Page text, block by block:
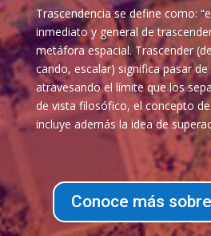
Trascendencia se define como:
inmediato y general de
metáfora espacial. Trascender
cando, escalar) significa pasar
atravesando el límite que los
de vista filosófico, el concepto
incluye además la idea de
Conoce más